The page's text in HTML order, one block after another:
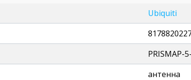
Ubiquiti
PRISMAP-
антенна